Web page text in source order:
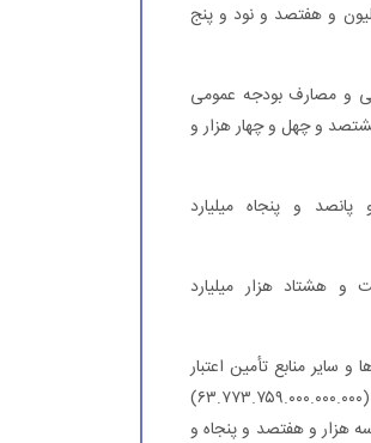
میلیون و هفتصد و نود و پنج
و مصارف بودجه عمومی
و چهل و چهار هزار و
و پنجاه میلیارد
و هشتاد هزار میلیارد
منابع تأمین اعتبار
بالغ بر شصت و سه میلیون و هفتصد و هفتاد و سه هزار و هفتصد و پنجاه و نه میلیارد (۶۳.۷۷۳.۷۵۹.۰۰۰.۰۰۰.۰۰۰)
هزار و هفتصد و پنجاه و